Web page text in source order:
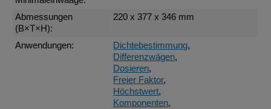
Abmessungen
(B×T×H):
220 x 377 x 346 mm
Anwendungen: Dichtebestimmung,
Differenzwägen,
Dosieren,
Freier Faktor,
Höchstwert,
Komponenten,